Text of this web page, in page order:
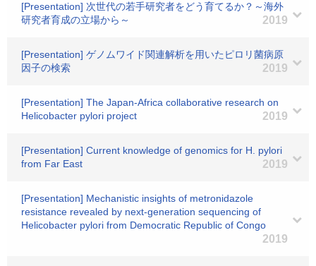
[Presentation] 次世代の若手研究者をどう育てるか？～海外
研究者育成の立場から～
2019
[Presentation] ゲノムワイド関連解析を用いたピロリ菌病原
因子の検索
2019
[Presentation] The Japan-Africa collaborative research on
Helicobacter pylori project
2019
[Presentation] Current knowledge of genomics for H. pylori
from Far East
2019
[Presentation] Mechanistic insights of metronidazole
resistance revealed by next-generation sequencing of
Helicobacter pylori from Democratic Republic of Congo
2019